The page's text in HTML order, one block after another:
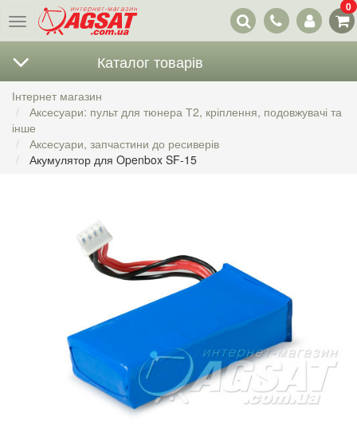
Меню
Наші
контакти
0
Каталог товарів
Інтернет магазин
Аксесуари: пульт для тюнера Т2, кріплення, подовжувачі та
інше
Аксесуари, запчастини до ресиверів
Акумулятор для Openbox SF-15